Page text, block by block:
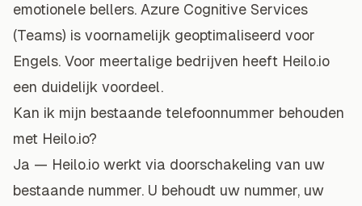
emotionele bellers. Azure Cognitive Services
(Teams) is voornamelijk geoptimaliseerd voor
Engels. Voor meertalige bedrijven heeft Heilo.io
een duidelijk voordeel.
Kan ik mijn bestaande telefoonnummer behouden
met Heilo.io?
Ja — Heilo.io werkt via doorschakeling van uw
bestaande nummer. U behoudt uw nummer, uw